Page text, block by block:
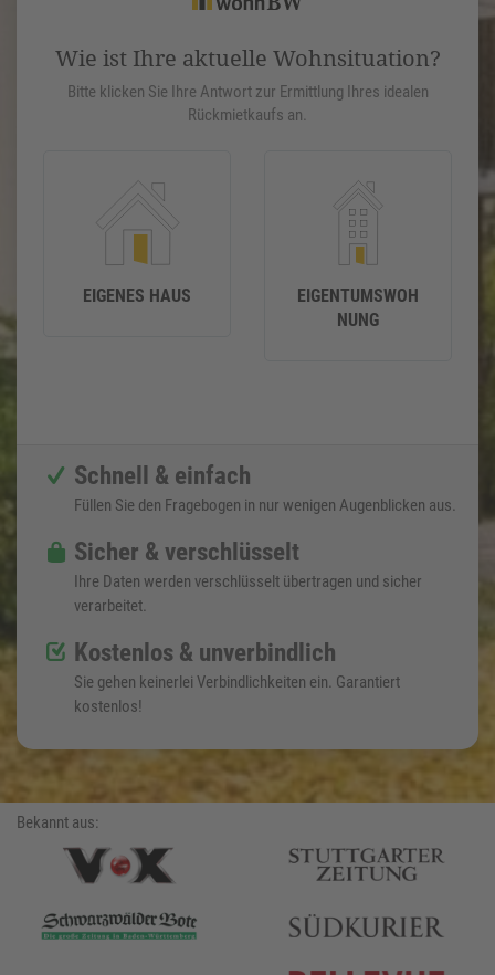
Wie ist Ihre aktuelle Wohnsituation?
Bitte klicken Sie Ihre Antwort zur Ermittlung Ihres idealen
Rückmietkaufs an.
EIGENES HAUS
EIGENTUMSWOH
NUNG
Schnell & einfach
Füllen Sie den Fragebogen in nur wenigen Augenblicken aus.
Sicher & verschlüsselt
Ihre Daten werden verschlüsselt übertragen und sicher
verarbeitet.
Kostenlos & unverbindlich
Sie gehen keinerlei Verbindlichkeiten ein. Garantiert
kostenlos!
Bekannt aus: